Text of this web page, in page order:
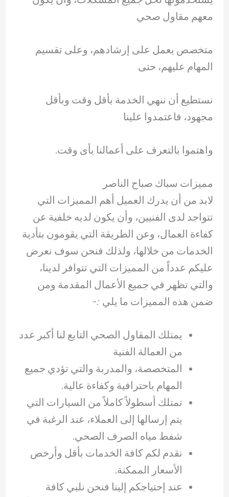
معهم مقاول صحي
متخصص يعمل على إرشادهم، وعلى تقسيم
المهام عليهم، حتى
نستطيع أن ننهي الخدمة بأقل وقت وبأقل
مجهود، فاعتمدوا علينا
واهتموا بالتعرف على أعمالنا بأى وقت.
مميزات سباك صباح الناصر
لابد من أن يدرك العميل أهم المميزات التي
تتواجد لدى الفنيين، وأن يكون لديه خلفية عن
كفاءة العمال، وعن الطريقة التي يقومون بتأدية
الخدمات من خلالها، ولذلك فنحن سوف نعرض
عليكم عدداً من المميزات التي تتوافر لدينا،
والتي تظهر في جميع الأعمال المقدمة ومن
ضمن هذه المميزات ما يلي :-
يمتلك المقاول الصحي التابع لنا أكبر عدد
من العمالة الفنية
المتخصصة، والمدربة والتي تؤدي جميع
المهام باحترافية وكفاءة عالية.
تمتلك أسطولاً كاملاً من السيارات التي
يتم إرسالها إلى العملاء، عند الرغبة في
شفط مياه الصرف الصحي.
نقدم لكم كافة الخدمات بأقل وأرخص
الأسعار الممكنة.
عند إحتياجكم إلينا فنحن نلبي كافة